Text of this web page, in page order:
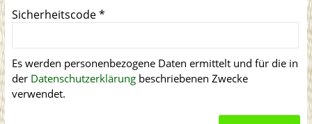
Sicherheitscode*
Es werden personenbezogene Daten ermittelt und für die in
der Datenschutzerklärungbeschriebenen Zwecke
verwendet.